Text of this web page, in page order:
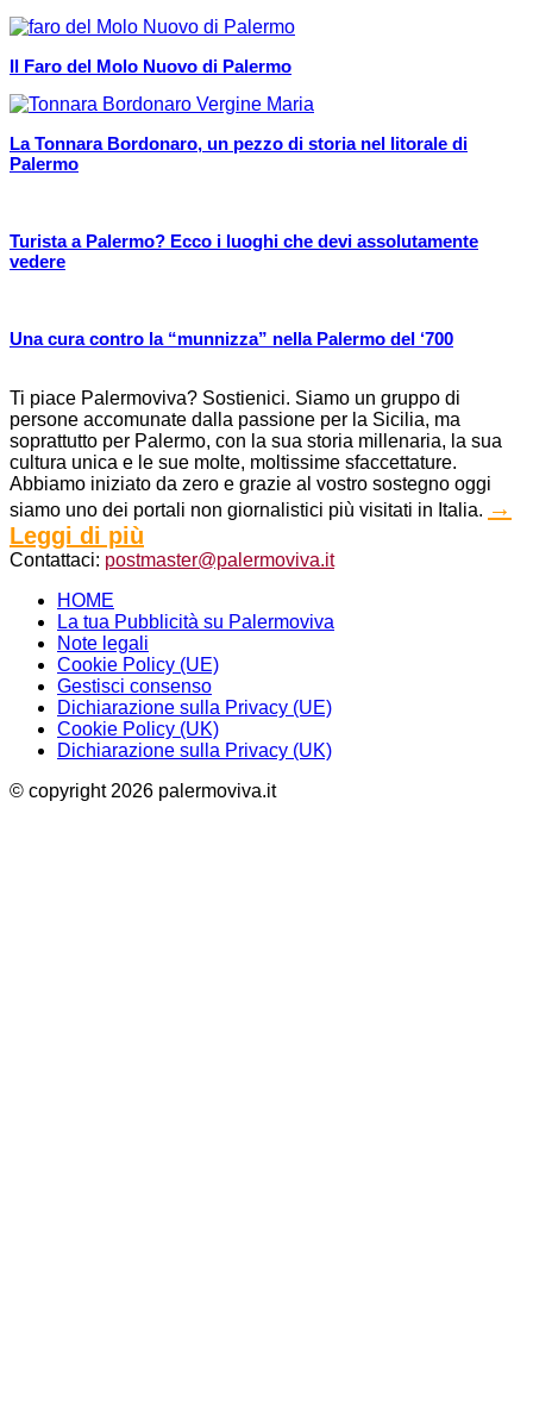
Il Faro del Molo Nuovo di Palermo
La Tonnara Bordonaro, un pezzo di storia nel litorale di
Palermo
Turista a Palermo? Ecco i luoghi che devi assolutamente
vedere
Una cura contro la “munnizza” nella Palermo del ‘700
Ti piace Palermoviva? Sostienici. Siamo un gruppo di
persone accomunate dalla passione per la Sicilia, ma
soprattutto per Palermo, con la sua storia millenaria, la sua
cultura unica e le sue molte, moltissime sfaccettature.
Abbiamo iniziato da zero e grazie al vostro sostegno oggi
siamo uno dei portali non giornalistici più visitati in Italia. →
Leggi di più
Contattaci: postmaster@palermoviva.it
HOME
La tua Pubblicità su Palermoviva
Note legali
Cookie Policy (UE)
Gestisci consenso
Dichiarazione sulla Privacy (UE)
Cookie Policy (UK)
Dichiarazione sulla Privacy (UK)
© copyright 2026 palermoviva.it